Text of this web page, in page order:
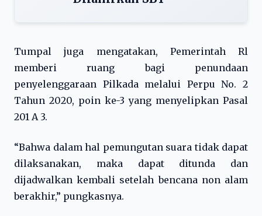
Tumpal juga mengatakan, Pemerintah Rl
memberi ruang bagi penundaan
penyelenggaraan Pilkada melalui Perpu No. 2
Tahun 2020, poin ke-3 yang menyelipkan Pasal
201 A 3.
“Bahwa dalam hal pemungutan suara tidak dapat
dilaksanakan, maka dapat ditunda dan
dijadwalkan kembali setelah bencana non alam
berakhir,” pungkasnya.